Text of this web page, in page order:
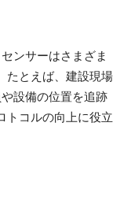
ンサーはさまざま
たとえば、建設現場
設備の位置を追跡
トコルの向上に役立